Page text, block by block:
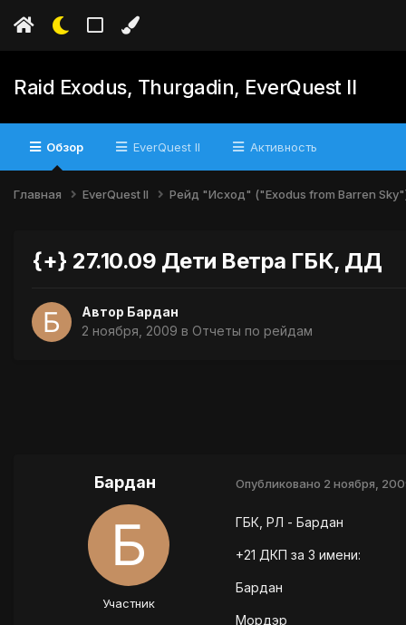
Raid Exodus, Thurgadin, EverQuest II
Обзор EverQuest II Активность
Главная EverQuest II Рейд "Исход" ("Exodus from Barren
{+} 27.10.09 Дети Ветра ГБК, ДД
Автор Бардан
2 ноября, 2009 в Отчеты по рейдам
Бардан
Участник
Опубликовано 2 ноября,
ГБК, РЛ - Бардан
+21 ДКП за 3 имени:
Бардан
Мордэр